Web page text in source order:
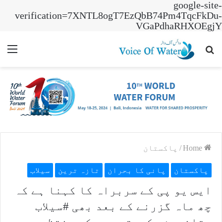
google-site-
verification=7XNTL8ogT7EzQbB74Pm4TqcFkDu-
VGaPdhaRHXOEgjY
Search
/ پاکستان
پاکستان پانی کا بحران تازہ ترین سیلاب
ایس یو پی کے سربراہ کا کہنا ہے کہ
چھ ماہ گزرنے کے بعد بھی #سیلاب